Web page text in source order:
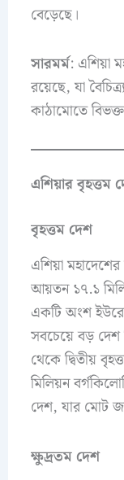
বেড়েছে।
সারমর্ম: এশিয়া
রয়েছে, যা
কাঠামোতে
এশিয়ার বৃহত্তম
বৃহত্তম দেশ
এশিয়া
আয়তন ১৭.১
একটি অংশ
সবচেয়ে বড়
থেকে দ্বিতীয়
মিলিয়ন
দেশ, যার মোট
ক্ষুদ্রতম দেশ